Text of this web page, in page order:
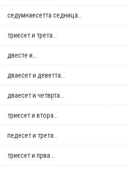
седумнаесетта седница...
триесет и трета...
двестe и...
дваесет и деветта...
дваесет и четврта...
триесет и втора...
педесет и трета...
триесет и прва...